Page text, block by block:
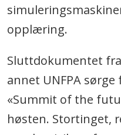
opplæring.
Sluttdokumentet
annet UNFPA
«Summit of the
høsten. Stortinget,